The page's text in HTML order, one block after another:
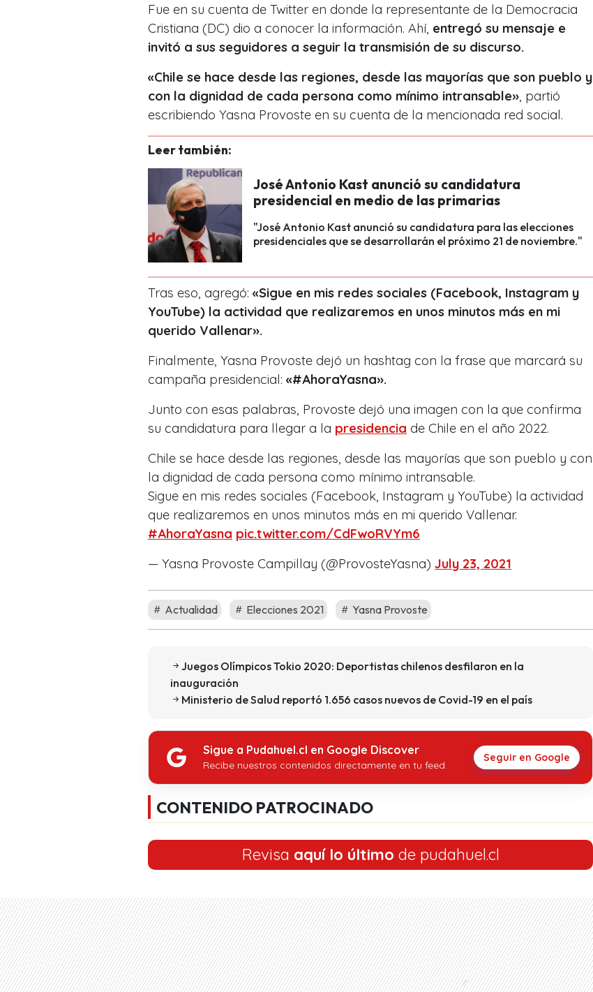
Fue en su cuenta de Twitter en donde la representante de la Democracia
Cristiana (DC) dio a conocer la información. Ahí, entregó su mensaje e
invitó a sus seguidores a seguir la transmisión de su discurso.
«Chile se hace desde las regiones, desde las mayorías que son pueblo y
con la dignidad de cada persona como mínimo intransable» , partió
escribiendo Yasna Provoste en su cuenta de la mencionada red social.
Leer también:
José Antonio Kast anunció su candidatura
presidencial en medio de las primarias
"José Antonio Kast anunció su candidatura para las elecciones
presidenciales que se desarrollarán el próximo 21 de noviembre."
Tras eso, agregó: «Sigue en mis redes sociales (Facebook, Instagram y
YouTube) la actividad que realizaremos en unos minutos más en mi
querido Vallenar».
Finalmente, Yasna Provoste dejó un hashtag con la frase que marcará su
campaña presidencial: «#AhoraYasna».
Junto con esas palabras, Provoste dejó una imagen con la que confirma
su candidatura para llegar a la presidencia de Chile en el año 2022.
Chile se hace desde las regiones, desde las mayorías que son pueblo y con
la dignidad de cada persona como mínimo intransable.
Sigue en mis redes sociales (Facebook, Instagram y YouTube) la actividad
que realizaremos en unos minutos más en mi querido Vallenar.
#AhoraYasna pic.twitter.com/CdFwoRVYm6
— Yasna Provoste Campillay (@ProvosteYasna) July 23, 2021
Actualidad Elecciones 2021 Yasna Provoste
Juegos Olímpicos Tokio 2020: Deportistas chilenos desfilaron en la
inauguración
Ministerio de Salud reportó 1.656 casos nuevos de Covid-19 en el país
Sigue a Pudahuel.cl en Google Discover
Recibe nuestros contenidos directamente en tu feed.
Seguir en Google
CONTENIDO PATROCINADO
Revisa aquí lo último de pudahuel.cl